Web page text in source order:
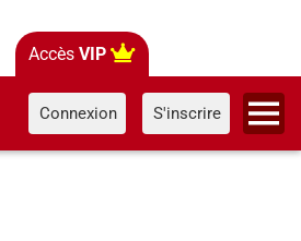
Accès VIP
Connexion S'inscrire